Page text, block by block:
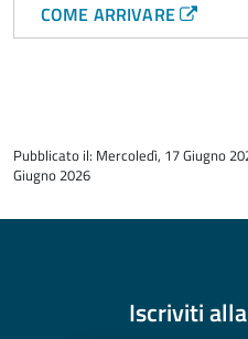
COME ARRIVARE
del
contenuto
Pubblicato il: Mercoledì, 17 Giugno
Giugno 2026
Iscriviti alla